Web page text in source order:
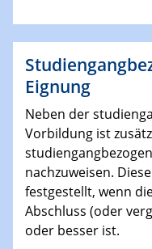
Eignung
Neben der
Vorbildung ist
nachzuweisen.
festgestellt, wenn
Abschluss (oder
oder besser ist.